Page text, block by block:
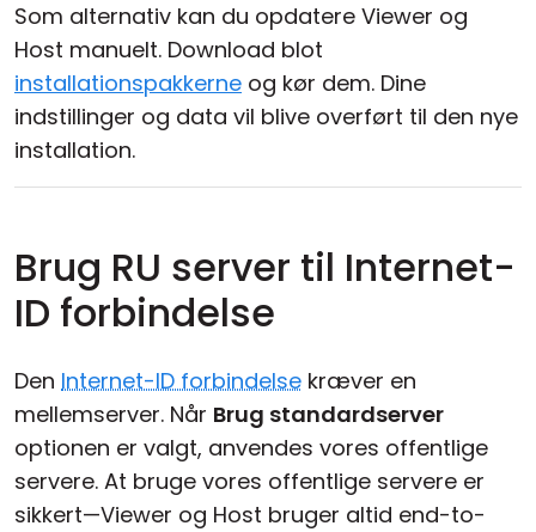
Som alternativ kan du opdatere Viewer og
Host manuelt. Download blot
installationspakkerne og kør dem. Dine
indstillinger og data vil blive overført til den nye
installation.
Brug RU server til Internet-
ID forbindelse
Den Internet-ID forbindelse kræver en
mellemserver. Når Brug standardserver
optionen er valgt, anvendes vores offentlige
servere. At bruge vores offentlige servere er
sikkert—Viewer og Host bruger altid end-to-